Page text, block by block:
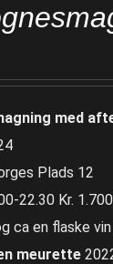
med
Plads 12
22.30 Kr.
ca en flaske vin
meurette